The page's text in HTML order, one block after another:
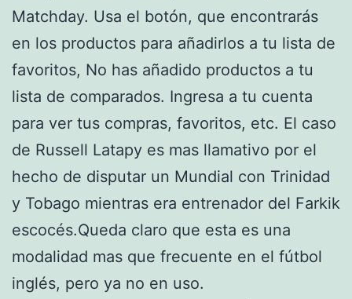
Matchday. Usa el botón, que encontrarás
en los productos para añadirlos a tu lista de
favoritos, No has añadido productos a tu
lista de comparados. Ingresa a tu cuenta
para ver tus compras, favoritos, etc. El caso
de Russell Latapy es mas llamativo por el
hecho de disputar un Mundial con Trinidad
y Tobago mientras era entrenador del Farkik
escocés.Queda claro que esta es una
modalidad mas que frecuente en el fútbol
inglés, pero ya no en uso.